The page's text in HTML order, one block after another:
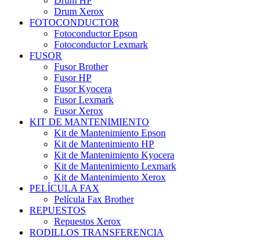
Drum Xerox
FOTOCONDUCTOR
Fotoconductor Epson
Fotoconductor Lexmark
FUSOR
Fusor Brother
Fusor HP
Fusor Kyocera
Fusor Lexmark
Fusor Xerox
KIT DE MANTENIMIENTO
Kit de Mantenimiento Epson
Kit de Mantenimiento HP
Kit de Mantenimiento Kyocera
Kit de Mantenimiento Lexmark
Kit de Mantenimiento Xerox
PELÍCULA FAX
Película Fax Brother
REPUESTOS
Repuestos Xerox
RODILLOS TRANSFERENCIA